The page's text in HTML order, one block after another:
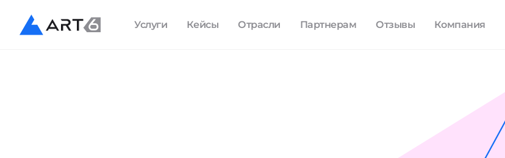
Услуги Кейсы Отрасли Партнерам Отзывы Компания